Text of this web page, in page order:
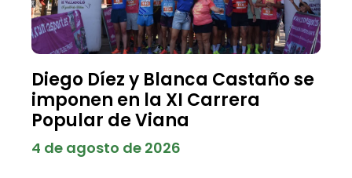
Diego Díez y Blanca Castaño se
imponen en la XI Carrera
Popular de Viana
4 de agosto de 2026